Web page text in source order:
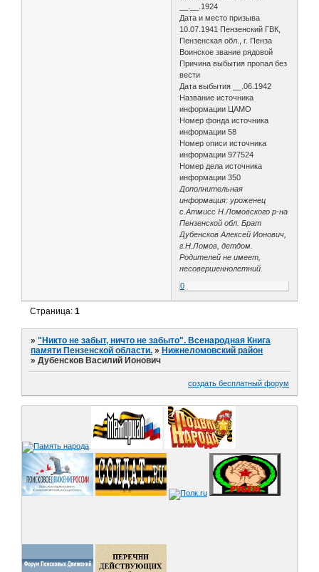
__.__.1924
Дата и место призыва
10.07.1941 Пензенский ГВК,
Пензенская обл., г. Пенза
Воинское звание рядовой
Причина выбытия пропал без
вести
Дата выбытия __.06.1942
Название источника
информации ЦАМО
Номер фонда источника
информации 58
Номер описи источника
информации 977524
Номер дела источника
информации 350
Дополнительная
информация: уроженец
с.Атмисс Н.Ломовского р-на
Пензенской обл. Брат
Дубенсков Алексей Ионович,
г.Н.Ломов, детдом.
Родителей не имеет,
несовершеннолетний.
0
Страница:1
»"Никто не забыт, ничто не забыто". Всенародная Книга
памяти Пензенской области. » Нижнеломовский район
»Дубенсков Василий Ионович
создать бесплатный форум